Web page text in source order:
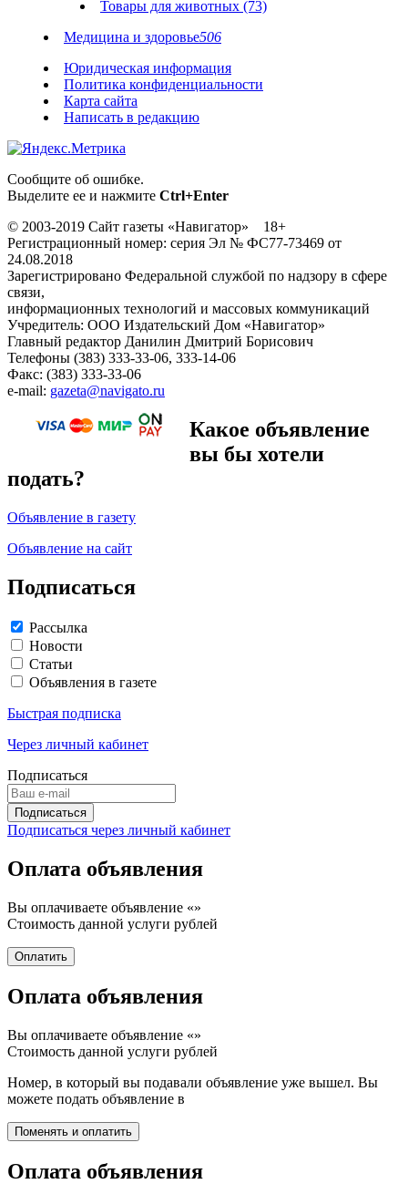
Товары для животных (73)
Медицина и здоровье506
Юридическая информация
Политика конфиденциальности
Карта сайта
Написать в редакцию
Сообщите об ошибке.
Выделите ее и нажмите Ctrl+Enter
© 2003-2019 Сайт газеты «Навигатор» 18+
Регистрационный номер: серия Эл № ФС77-73469 от
24.08.2018
Зарегистрировано Федеральной службой по надзору в сфере
связи,
информационных технологий и массовых коммуникаций
Учредитель: ООО Издательский Дом «Навигатор»
Главный редактор Данилин Дмитрий Борисович
Телефоны (383) 333-33-06, 333-14-06
Факс: (383) 333-33-06
e-mail: gazeta@navigato.ru
Какое объявление
вы бы хотели
подать?
Объявление в газету
Объявление на сайт
Подписаться
Рассылка
Новости
Статьи
Объявления в газете
Быстрая подписка
Через личный кабинет
Подписаться
Подписаться через личный кабинет
Оплата объявления
Вы оплачиваете объявление «»
Стоимость данной услуги рублей
Оплата объявления
Вы оплачиваете объявление «»
Стоимость данной услуги рублей
Номер, в который вы подавали объявление уже вышел. Вы
можете подать объявление в
Оплата объявления